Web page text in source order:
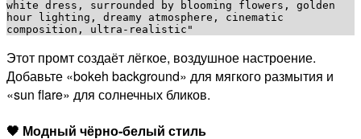
white dress, surrounded by blooming flowers, golden
hour lighting, dreamy atmosphere, cinematic
Этот промт создаёт лёгкое, воздушное настроение.
Добавьте «bokeh background» для мягкого размытия и
«sun flare» для солнечных бликов.
🖤 Модный чёрно-белый стиль